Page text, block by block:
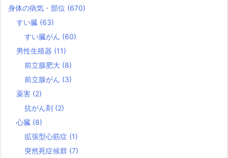
身体の病気・部位 (670)
すい臓 (63)
すい臓がん (60)
男性生殖器 (11)
前立腺肥大 (8)
前立腺がん (3)
薬害 (2)
抗がん剤 (2)
心臓 (8)
拡張型心筋症 (1)
突然死症候群 (7)